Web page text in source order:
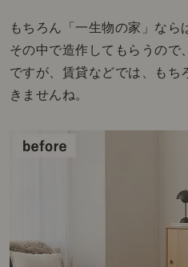
もちろん「一生物の家」なら
その中で造作してもらうので
ですが、賃貸などでは、もち
きませんね。